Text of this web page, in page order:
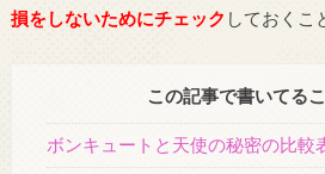
損をしないためにチェック しておくこ
この記事で書いてる
ボンキュートと天使の秘密の比較